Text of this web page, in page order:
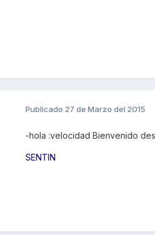
Publicado 27 de Marzo del 2015
-hola :velocidad Bienvenido
SENTIN